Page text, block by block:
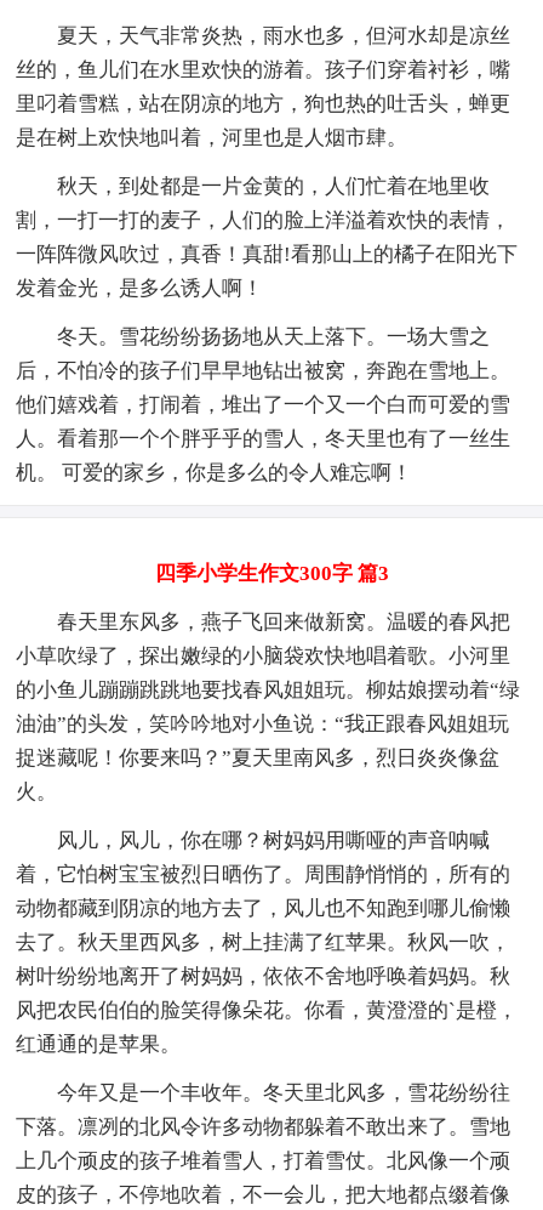
夏天，天气非常炎热，雨水也多，但河水却是凉丝
丝的，鱼儿们在水里欢快的游着。孩子们穿着衬衫，嘴
里叼着雪糕，站在阴凉的地方，狗也热的吐舌头，蝉更
是在树上欢快地叫着，河里也是人烟市肆。
秋天，到处都是一片金黄的，人们忙着在地里收
割，一打一打的麦子，人们的脸上洋溢着欢快的表情，
一阵阵微风吹过，真香！真甜!看那山上的橘子在阳光下
发着金光，是多么诱人啊！
冬天。雪花纷纷扬扬地从天上落下。一场大雪之
后，不怕冷的孩子们早早地钻出被窝，奔跑在雪地上。
他们嬉戏着，打闹着，堆出了一个又一个白而可爱的雪
人。看着那一个个胖乎乎的雪人，冬天里也有了一丝生
机。 可爱的家乡，你是多么的令人难忘啊！
四季小学生作文300字 篇3
春天里东风多，燕子飞回来做新窝。温暖的春风把
小草吹绿了，探出嫩绿的小脑袋欢快地唱着歌。小河里
的小鱼儿蹦蹦跳跳地要找春风姐姐玩。柳姑娘摆动着“绿
油油”的头发，笑吟吟地对小鱼说：“我正跟春风姐姐玩
捉迷藏呢！你要来吗？”夏天里南风多，烈日炎炎像盆
火。
风儿，风儿，你在哪？树妈妈用嘶哑的声音呐喊
着，它怕树宝宝被烈日晒伤了。周围静悄悄的，所有的
动物都藏到阴凉的地方去了，风儿也不知跑到哪儿偷懒
去了。秋天里西风多，树上挂满了红苹果。秋风一吹，
树叶纷纷地离开了树妈妈，依依不舍地呼唤着妈妈。秋
风把农民伯伯的脸笑得像朵花。你看，黄澄澄的`是橙，
红通通的是苹果。
今年又是一个丰收年。冬天里北风多，雪花纷纷往
下落。凛冽的北风令许多动物都躲着不敢出来了。雪地
上几个顽皮的孩子堆着雪人，打着雪仗。北风像一个顽
皮的孩子，不停地吹着，不一会儿，把大地都点缀着像